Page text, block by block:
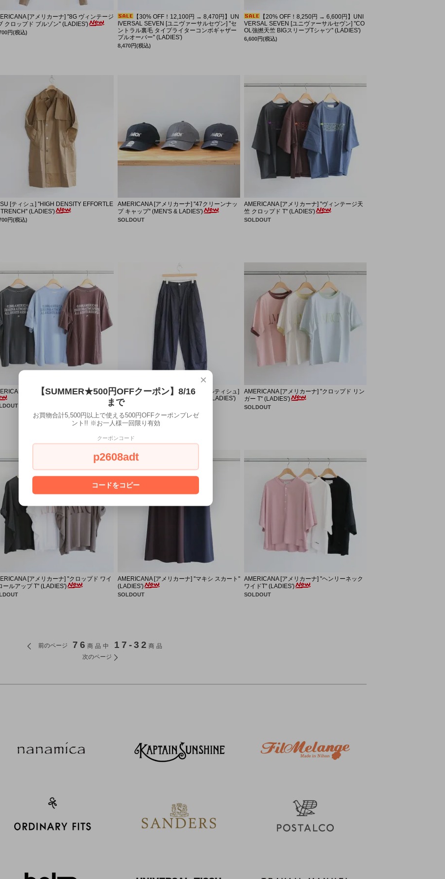
sunny side up TOUAREG SILVER
SUBLIME sunny side up
UNIVERSAL TISSU
[アメリカーナ] ''8G ヴィンテージ
クロップド ブルゾン'' (LADIES')
円(税込)
【30% OFF！12,100円 → 8,470円】UN
IVERSAL SEVEN [ユニヴァーサルセヴン] ''セ
ントラル裏毛 タイプライターコンボギャザー
プルオーバー'' (LADIES')
8,470円(税込)
【20% OFF！8,250円 → 6,600円】UNI
VERSAL SEVEN [ユニヴァーサルセヴン] ''CO
OL強撚天竺 BIGスリーブTシャツ'' (LADIES')
6,600円(税込)
[ティシュ] ''HIGH DENSITY EFFORTLE
(LADIES')
円(税込)
AMERICANA [アメリカーナ] ''47クリーンナッ
プ キャップ'' (MEN'S & LADIES')
SOLDOUT
AMERICANA [アメリカーナ] ''ヴィンテージ天
竺 クロップド T'' (LADIES')
SOLDOUT
[アメリカーナ] ''BIG T'' (LADIES')
UNIVERSAL TISSU [ユニヴァーサルティシュ]
''5.4ozデニム サイドタックパンツ'' (LADIES')
SOLDOUT
AMERICANA [アメリカーナ] ''クロップド リン
ガー T'' (LADIES')
SOLDOUT
[アメリカーナ] ''クロップド ワイ
ールアップ T'' (LADIES')
AMERICANA [アメリカーナ] ''マキシ スカート''
(LADIES')
SOLDOUT
AMERICANA [アメリカーナ] ''ヘンリーネック
ワイドT'' (LADIES')
SOLDOUT
前のページ 76 商品中 17-32 商品
次のページ
×
【SUMMER★500円OFFクーポン】8/16
まで
お買物合計5,500円以上で使える500円OFFクーポンプレゼ
ント!! ※お一人様一回限り有効
クーポンコード
p2608adt
コードをコピー